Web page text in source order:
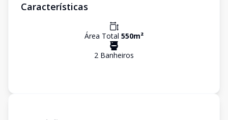
Características
Área Total 550m²
2 Banheiros